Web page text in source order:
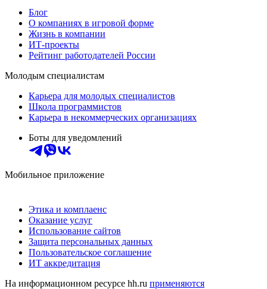
Блог
О компаниях в игровой форме
Жизнь в компании
ИТ-проекты
Рейтинг работодателей России
Молодым специалистам
Карьера для молодых специалистов
Школа программистов
Карьера в некоммерческих организациях
Боты для уведомлений
Мобильное приложение
Этика и комплаенс
Оказание услуг
Использование сайтов
Защита персональных данных
Пользовательское соглашение
ИТ аккредитация
На информационном ресурсе hh.ru применяются